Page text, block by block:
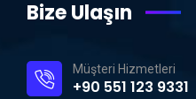
Bize Ulaşın
Müşteri Hizmetleri
+90 551 123 9331